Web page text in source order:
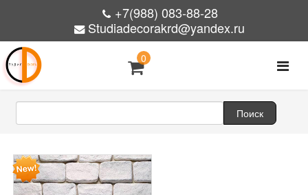
+7(988) 083-88-28
Studiadecorakrd@yandex.ru
0